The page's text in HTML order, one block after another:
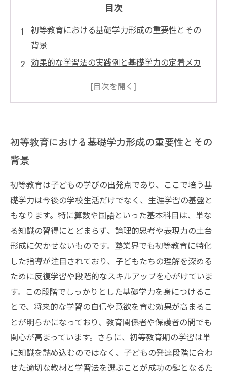
目次
初等教育における基礎学力形成の重要性とその
背景
効果的な学習法の実践例と基礎学力の定着メカ
基礎学力向上に役立つ教材の選び方と活用法
保護者と連携した学習支援の未来展望と塾の役
初等教育における基礎学力形成の重要性とその
背景
初等教育は子どもの学びの出発点であり、ここで培う基
礎学力は今後の学校生活だけでなく、生涯学習の基盤と
もなります。特に算数や国語といった基本科目は、単な
る知識の習得にとどまらず、論理的思考や表現力の土台
形成に欠かせないものです。塾業界でも初等教育に特化
した指導が注目されており、子どもたちの理解を深める
ために反復学習や段階的なスキルアップを心がけていま
す。この段階でしっかりとした基礎学力を身につけるこ
とで、将来的な学習の自信や意欲を育む効果が高まるこ
とが明らかになっており、教育関係者や保護者の間でも
関心が高まっています。さらに、初等教育期の学習は単
に知識を詰め込むのではなく、子どもの発達段階に合わ
せた適切な教材と学習法を選ぶことが成功の鍵となるた